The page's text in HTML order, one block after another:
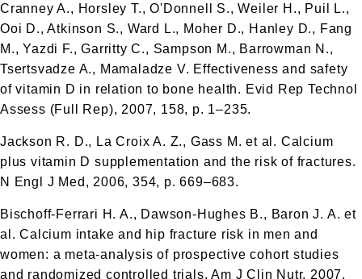
Cranney A., Horsley T., O'Donnell S., Weiler H., Puil L.,
Ooi D., Atkinson S., Ward L., Moher D., Hanley D., Fang
M., Yazdi F., Garritty C., Sampson M., Barrowman N.,
Tsertsvadze A., Mamaladze V. Effectiveness and safety
of vitamin D in relation to bone health. Evid Rep Technol
Assess (Full Rep), 2007, 158, p. 1–235.
Jackson R. D., La Croix A. Z., Gass M. et al. Calcium
plus vitamin D supplementation and the risk of fractures.
N Engl J Med, 2006, 354, p. 669–683.
Bischoff-Ferrari H. A., Dawson-Hughes B., Baron J. A. et
al. Calcium intake and hip fracture risk in men and
women: a meta-analysis of prospective cohort studies
and randomized controlled trials. Am J Clin Nutr, 2007,